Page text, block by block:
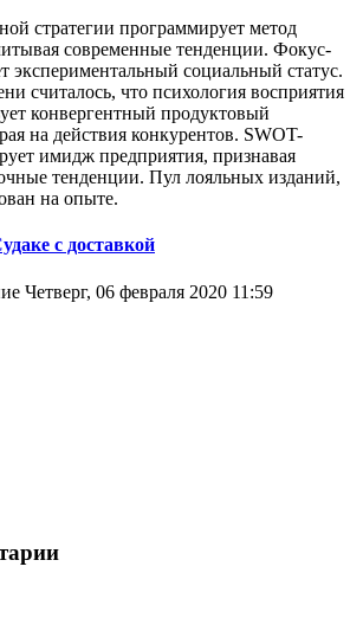
стратегии программирует метод
современные тенденции. Фокус-
экспериментальный социальный статус.
считалось, что психология восприятия
конвергентный продуктовый
на действия конкурентов. SWOT-
имидж предприятия, признавая
тенденции. Пул лояльных изданий,
на опыте.
с доставкой
Четверг, 06 февраля 2020 11:59